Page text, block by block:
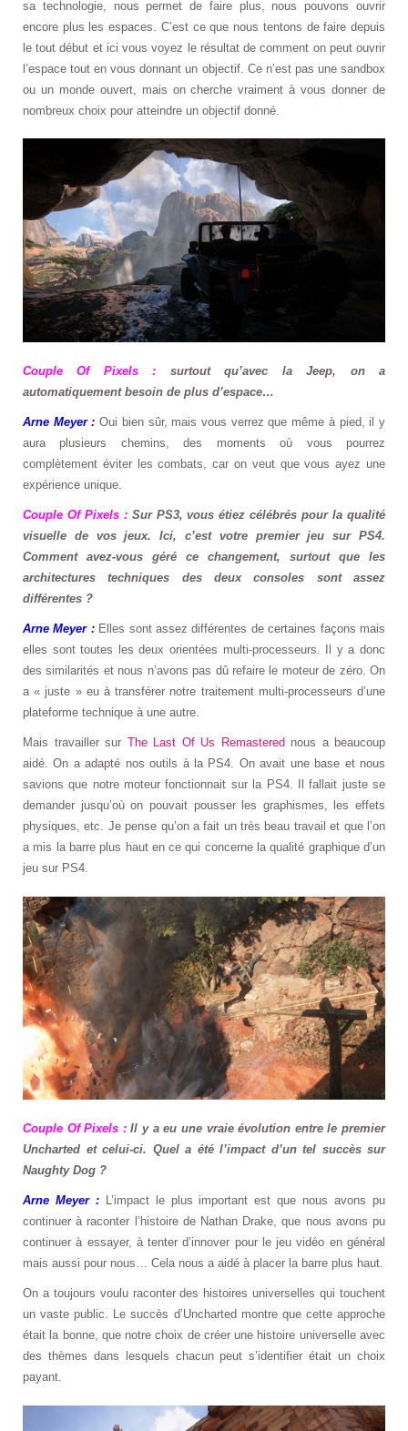
sa technologie, nous permet de faire plus, nous pouvons ouvrir
encore plus les espaces. C’est ce que nous tentons de faire depuis
le tout début et ici vous voyez le résultat de comment on peut ouvrir
l’espace tout en vous donnant un objectif. Ce n’est pas une sandbox
ou un monde ouvert, mais on cherche vraiment à vous donner de
nombreux choix pour atteindre un objectif donné.
Couple Of Pixels :
surtout qu’avec la Jeep, on a
automatiquement besoin de plus d’espace…
Arne Meyer : Oui bien sûr, mais vous verrez que même à pied, il y
aura plusieurs chemins, des moments où vous pourrez
complètement éviter les combats, car on veut que vous ayez une
expérience unique.
Couple Of Pixels : Sur PS3, vous étiez célébrés pour la qualité
visuelle de vos jeux. Ici, c’est votre premier jeu sur PS4.
Comment avez-vous géré ce changement, surtout que les
architectures techniques des deux consoles sont assez
différentes ?
Arne Meyer :Elles sont assez différentes de certaines façons mais
elles sont toutes les deux orientées multi-processeurs. Il y a donc
des similarités et nous n’avons pas dû refaire le moteur de zéro. On
a « juste » eu à transférer notre traitement multi-processeurs d’une
plateforme technique à une autre.
Mais travailler sur The Last Of Us Remastered nous a beaucoup
aidé. On a adapté nos outils à la PS4. On avait une base et nous
savions que notre moteur fonctionnait sur la PS4. Il fallait juste se
demander jusqu’où on pouvait pousser les graphismes, les effets
physiques, etc. Je pense qu’on a fait un très beau travail et que l’on
a mis la barre plus haut en ce qui concerne la qualité graphique d’un
jeu sur PS4.
Couple Of Pixels : Il y a eu une vraie évolution entre le premier
Uncharted et celui-ci. Quel a été l’impact d’un tel succès sur
Naughty Dog ?
Arne Meyer :L’impact le plus important est que nous avons pu
continuer à raconter l’histoire de Nathan Drake, que nous avons pu
continuer à essayer, à tenter d’innover pour le jeu vidéo en général
mais aussi pour nous… Cela nous a aidé à placer la barre plus haut.
On a toujours voulu raconter des histoires universelles qui touchent
un vaste public. Le succès d’Uncharted montre que cette approche
était la bonne, que notre choix de créer une histoire universelle avec
des thèmes dans lesquels chacun peut s’identifier était un choix
payant.